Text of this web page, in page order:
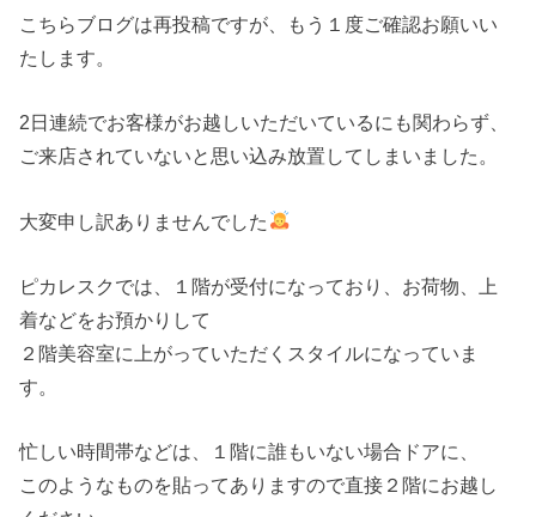
こちらブログは再投稿ですが、もう１度ご確認お願いい
たします。
2日連続でお客様がお越しいただいているにも関わらず、
ご来店されていないと思い込み放置してしまいました。
大変申し訳ありませんでした‍
ピカレスクでは、１階が受付になっており、お荷物、上
着などをお預かりして
２階美容室に上がっていただくスタイルになっていま
す。
忙しい時間帯などは、１階に誰もいない場合ドアに、
このようなものを貼ってありますので直接２階にお越し